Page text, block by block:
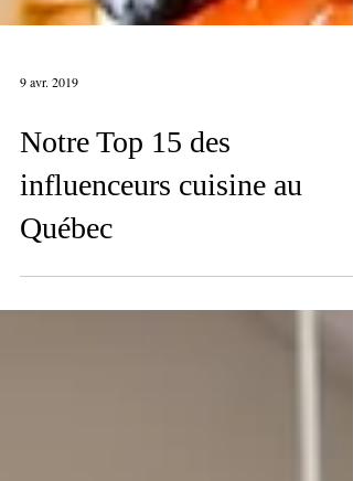
Notre Top 15 des
influenceurs cuisine au
Québec